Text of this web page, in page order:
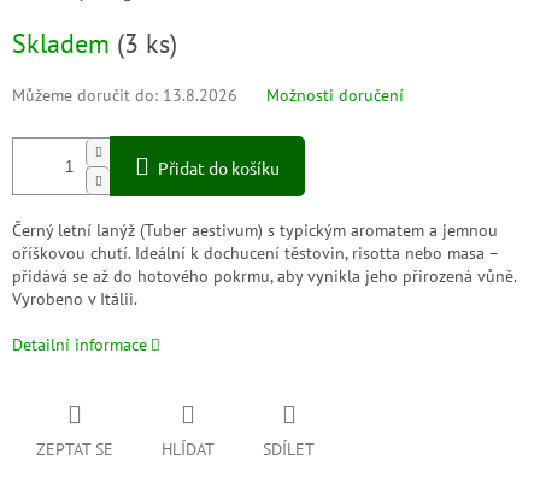
Skladem (3 ks)
Můžeme doručit do: 13.8.2026 Možnosti doručení
Přidat do košíku
Černý letní lanýž (Tuber aestivum) s typickým aromatem a jemnou
oříškovou chutí. Ideální k dochucení těstovin, risotta nebo masa –
přidává se až do hotového pokrmu, aby vynikla jeho přirozená vůně.
Vyrobeno v Itálii.
Detailní informace
ZEPTAT SE HLÍDAT SDÍLET